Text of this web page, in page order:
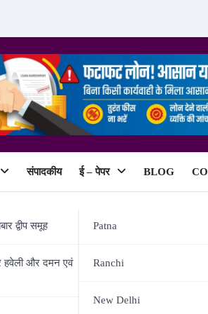
द्वीप समूह
हवेली और दमन एवं
संपादकीय ई – पेपर
Patna
Ranchi
New Delhi
BLOG
रोग विशेषज्ञ डॉ